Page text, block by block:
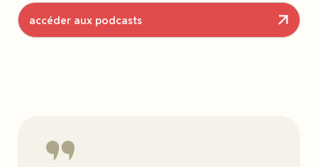
accéder aux podcasts